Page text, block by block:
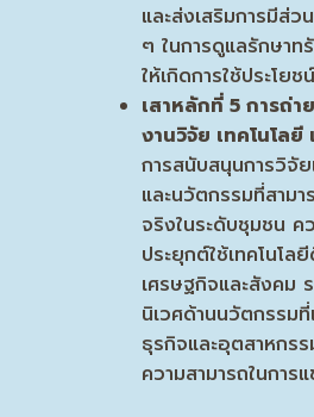
และส่งเสริมการมีส่
ๆ ในการดูแลรักษา
ให้เกิดการใช้ประโย
เสาหลักที่5 การถ่า
งานวิจัย เทคโนโล
การสนับสนุนการวิจั
และนวัตกรรมที่สามา
จริงในระดับชุมชน ค
ประยุกต์ใช้เทคโนโ
เศรษฐกิจและสังคม
นิเวศด้านนวัตกรรม
ธุรกิจและอุตสาหกร
ความสามารถในการ